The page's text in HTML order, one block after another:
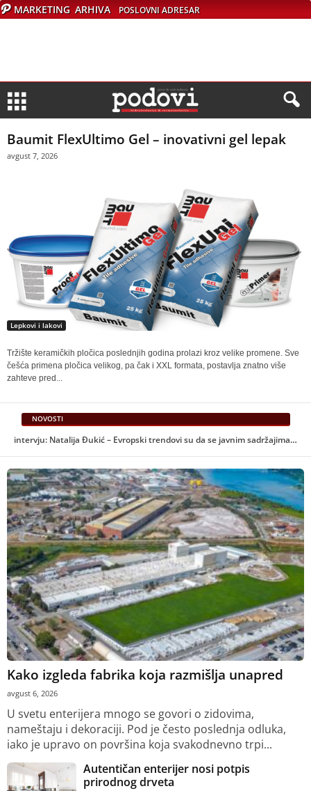
MARKETING ARHIVA POSLOVNI ADRESAR
Baumit FlexUltimo Gel – inovativni gel lepak
avgust 7, 2026
Lepkovi i lakovi
Tržište keramičkih pločica poslednjih godina prolazi kroz velike promene. Sve
češća primena pločica velikog, pa čak i XXL formata, postavlja znatno više
zahteve pred...
NOVOSTI
Seminar “Arhitekti / Projektanti / Praktičari” u Palati nauke – BINA 2026
Kako izgleda fabrika koja razmišlja unapred
avgust 6, 2026
U svetu enterijera mnogo se govori o zidovima,
nameštaju i dekoraciji. Pod je često poslednja odluka,
iako je upravo on površina koja svakodnevno trpi...
Autentičan enterijer nosi potpis
prirodnog drveta